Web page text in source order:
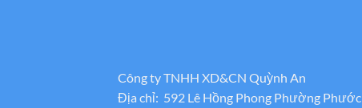
Công ty TNHH XD&CN Quỳnh An
Địa chỉ: 592 Lê Hồng Phong Phường Phước